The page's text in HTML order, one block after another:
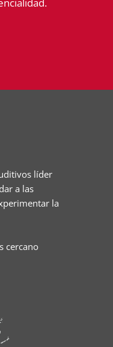
líder
a las
la
cercano